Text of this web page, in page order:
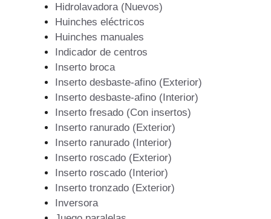
Hidrolavadora (Nuevos)
Huinches eléctricos
Huinches manuales
Indicador de centros
Inserto broca
Inserto desbaste-afino (Exterior)
Inserto desbaste-afino (Interior)
Inserto fresado (Con insertos)
Inserto ranurado (Exterior)
Inserto ranurado (Interior)
Inserto roscado (Exterior)
Inserto roscado (Interior)
Inserto tronzado (Exterior)
Inversora